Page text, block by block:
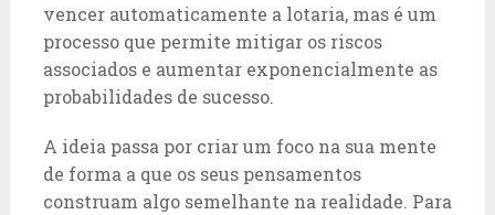
vencer automaticamente a lotaria, mas é um
processo que permite mitigar os riscos
associados e aumentar exponencialmente as
probabilidades de sucesso.
A ideia passa por criar um foco na sua mente
de forma a que os seus pensamentos
construam algo semelhante na realidade. Para